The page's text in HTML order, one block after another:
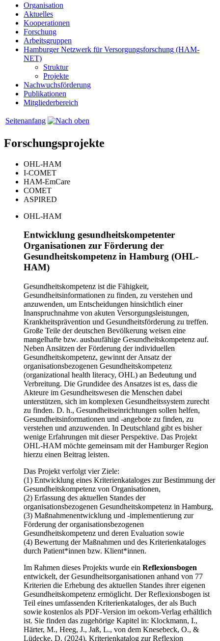
Organisation
Aktuelles
Kooperationen
Forschung
Arbeitsgruppen
Hamburger Netzwerk für Versorgungsforschung (HAM-
NET)
Struktur
Projekte
Nachwuchsförderung
Publikationen
Mitgliederbereich
Seitenanfang
Forschungsprojekte
OHL-HAM
I-COMET
HAM-EmCare
COMET
ASPIRED
OHL-HAM
Entwicklung gesundheitskompetenter
Organisationen zur Förderung der
Gesundheitskompetenz in Hamburg (OHL-
HAM)
Gesundheitskompetenz ist die Fähigkeit,
Gesundheitsinformationen zu finden, zu verstehen und
anzuwenden, um Entscheidungen hinsichtlich einer
Inanspruchnahme von akuten Versorgungsleistungen,
Krankheitsprävention und Gesundheitsförderung zu treffen.
Große Teile der deutschen Bevölkerung weisen eine
mangelhafte bzw. ausbaufähige Gesundheitskompetenz auf.
Neben Ansätzen der Förderung der individuellen
Gesundheitskompetenz, gewinnt der Ansatz der
organisationsbezogenen Gesundheitskompetenz
(organizational health literacy, OHL) an Bedeutung und
Verbreitung. Die Grundidee des Ansatzes ist es, dass die
Akteure im Gesundheitswesen die Menschen dabei
unterstützen, sich im komplexen Gesundheitssystem zurecht
zu finden. D. h., Gesundheitseinrichtungen sollen helfen,
Gesundheitsinformationen und -angebote zu finden, zu
verstehen und anzuwenden. In Deutschland gibt es bisher
wenige Erfahrungen mit dieser Perspektive. Das Projekt
OHL-HAM möchte gemeinsam mit der Hamburger Region
hierzu einen Beitrag leisten.
Das Projekt verfolgt vier Ziele:
(1) Entwicklung eines Kriterienkataloges zur Bestimmung der
Gesundheitskompetenz von Organisationen,
(2) Erfassung des aktuellen Standes der
organisationsbezogenen Gesundheitskompetenz in Hamburg,
(3) Maßnahmenentwicklung und -implementierung zur
Förderung der organisationsbezogenen
Gesundheitskompetenz und deren Evaluation sowie
(4) Bewertung der Maßnahmen und des Kriterienkataloges
durch Patient*innen bzw. Klient*innen.
Im Rahmen dieses Projekts wurde ein Reflexionsbogen
entwickelt, der Gesundheitsorganisationen anhand von 77
Kriterien die Erhebung des aktuellen Standes ihrer eigenen
Gesundheitskompetenz ermöglicht. Der Reflexionsbogen ist
Teil eines umfassenden Kriterienkataloges, der als Buch
sowie kostenlos als PDF-Version im oekom-Verlag erhältlich
ist. Sie finden das zugehörige Kapitel in: Klockmann, I.,
Härter, M., Heeg, J., Jaß, L., von dem Knesebeck, O., &
Lüdecke, D. (2024). Kriterienkatalog zur Reflexion